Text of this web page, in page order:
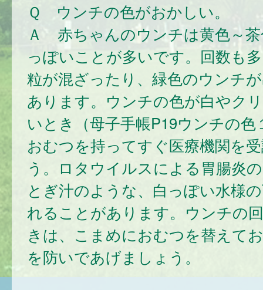
Ｑ ウンチの色がおかしい。
Ａ 赤ちゃんのウンチは黄色～
っぽいことが多いです。回数も
粒が混ざったり、緑色のウンチ
あります。ウンチの色が白やク
いとき（母子手帳P19ウンチの色
おむつを持ってすぐ医療機関を
う。ロタウイルスによる胃腸炎
とぎ汁のような、白っぽい水様
れることがあります。ウンチの
きは、こまめにおむつを替えて
を防いであげましょう。